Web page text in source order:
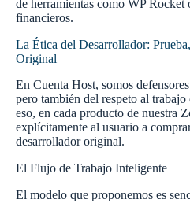
de herramientas como WP
financieros.
La Ética del Desarrollador:
Original
En Cuenta Host, somos
pero también del respeto al trabajo
eso, en cada producto de nuestra
explícitamente al usuario a
desarrollador original.
El Flujo de Trabajo Inteligente
El modelo que proponemos es